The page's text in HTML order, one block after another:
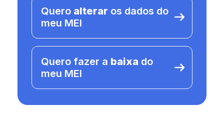
Quero alterar os dados do
meu MEI
Quero fazer a baixa do
meu MEI